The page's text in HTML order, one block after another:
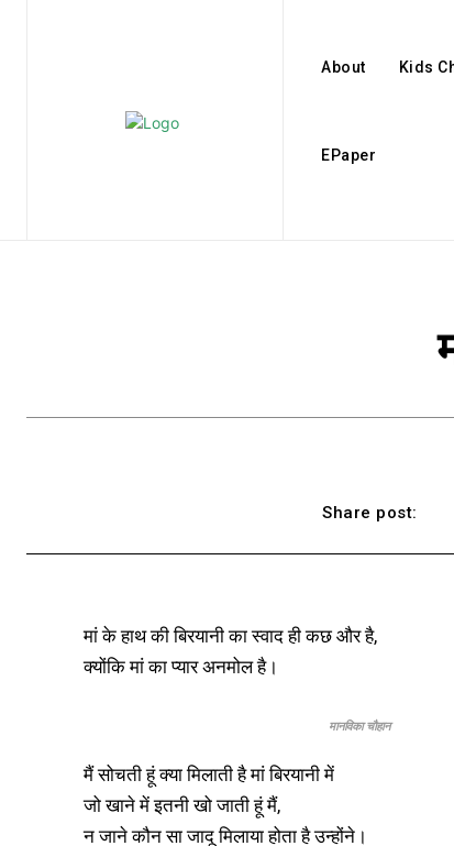
About Kids
EPaper
Share post:
मां के हाथ की बिरयानी का स्वाद ही कछ और है,
क्योंकि मां का प्यार अनमोल है।
मानविका चौहान
मैं सोचती हूं क्या मिलाती है मां बिरयानी में
जो खाने में इतनी खो जाती हूं मैं,
न जाने कौन सा जादू मिलाया होता है उन्होंने।